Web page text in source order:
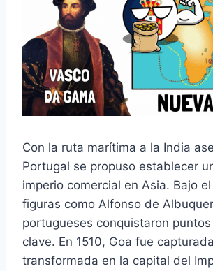
Con la ruta marítima a la India
Portugal se propuso establecer
imperio comercial en Asia. Bajo
figuras como Alfonso de
portugueses conquistaron
clave. En 1510, Goa fue
transformada en la capital del